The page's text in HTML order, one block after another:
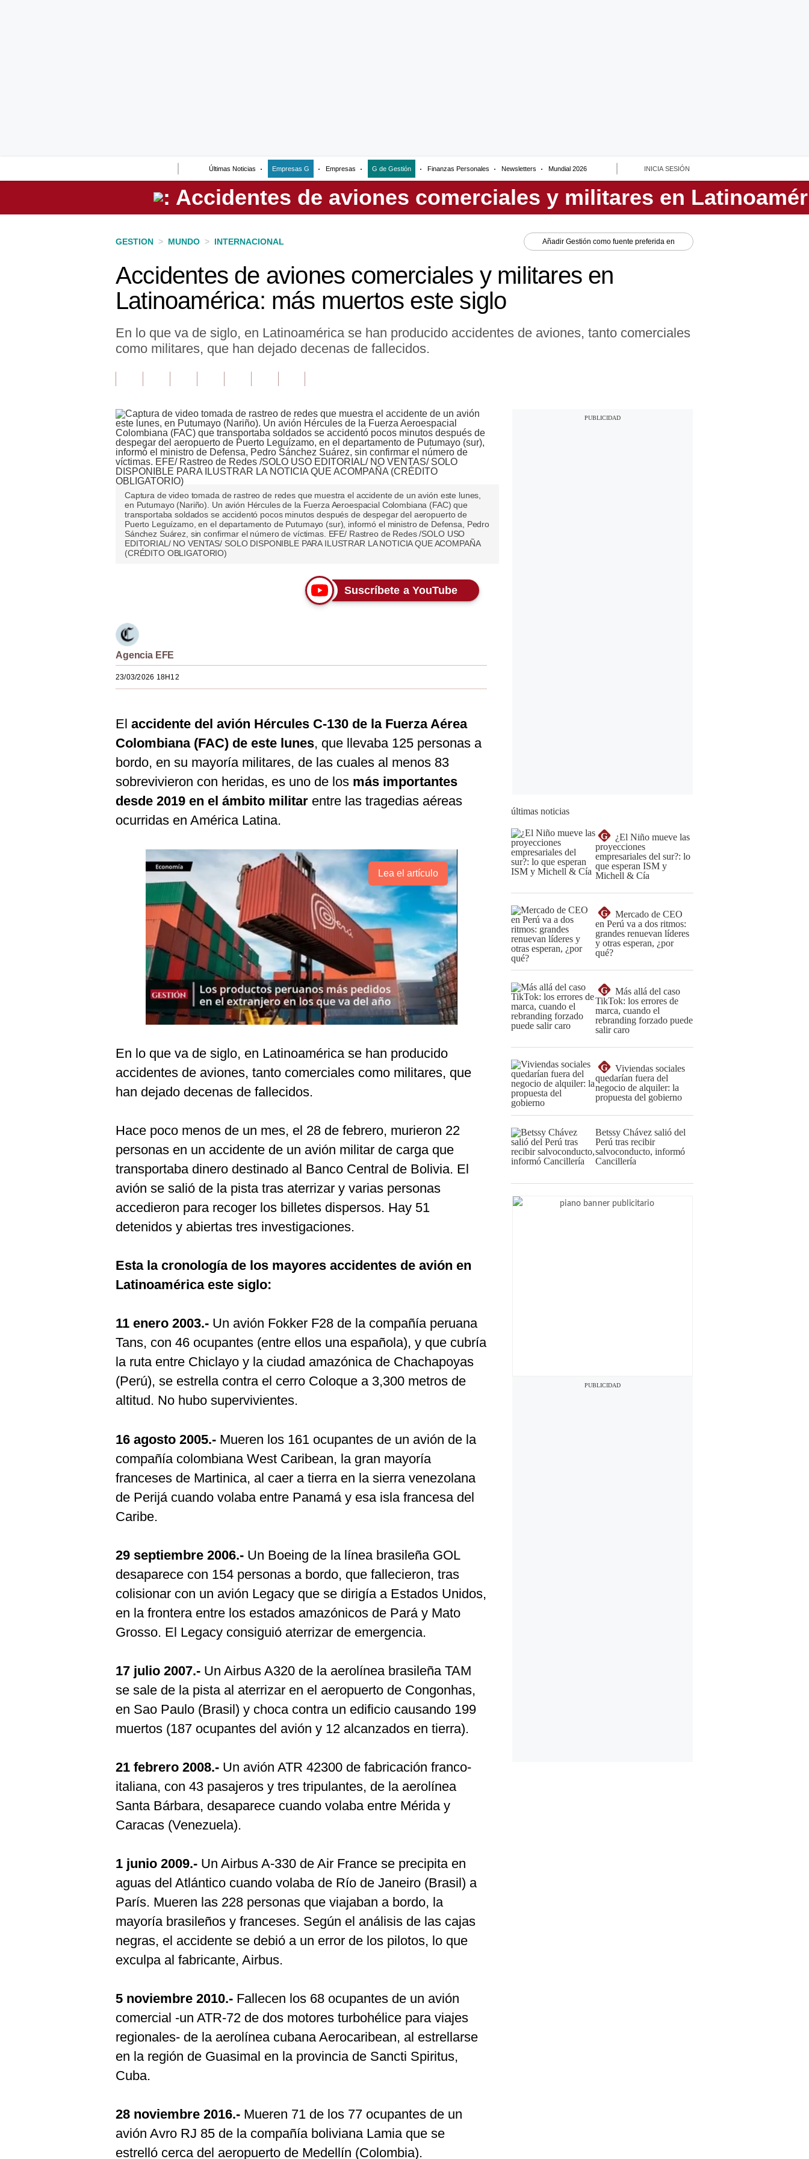
Últimas Noticias Empresas G Empresas G de Gestión Finanzas Personales Newsletters Mundial 2026 INICIA SESIÓN
Perú
GESTION > MUNDO > INTERNACIONAL Añadir Gestión como fuente preferida en
Accidentes de aviones comerciales y militares en
Latinoamérica: más muertos este siglo
En lo que va de siglo, en Latinoamérica se han producido accidentes de aviones, tanto comerciales
como militares, que han dejado decenas de fallecidos.
Captura de video tomada de rastreo de redes que muestra el accidente de un avión este lunes,
en Putumayo (Nariño). Un avión Hércules de la Fuerza Aeroespacial Colombiana (FAC) que
transportaba soldados se accidentó pocos minutos después de despegar del aeropuerto de
Puerto Leguízamo, en el departamento de Putumayo (sur), informó el ministro de Defensa, Pedro
Sánchez Suárez, sin confirmar el número de víctimas. EFE/ Rastreo de Redes /SOLO USO
EDITORIAL/ NO VENTAS/ SOLO DISPONIBLE PARA ILUSTRAR LA NOTICIA QUE ACOMPAÑA
(CRÉDITO OBLIGATORIO)
Suscríbete a YouTube
Agencia EFE
23/03/2026 18H12
El accidente del avión Hércules C-130 de la Fuerza Aérea
Colombiana (FAC) de este lunes, que llevaba 125 personas a
bordo, en su mayoría militares, de las cuales al menos 83
sobrevivieron con heridas, es uno de los más importantes
desde 2019 en el ámbito militar entre las tragedias aéreas
ocurridas en América Latina.
Lea el artículo
En lo que va de siglo, en Latinoamérica se han producido
accidentes de aviones, tanto comerciales como militares, que
han dejado decenas de fallecidos.
Hace poco menos de un mes, el 28 de febrero, murieron 22
personas en un accidente de un avión militar de carga que
transportaba dinero destinado al Banco Central de Bolivia. El
avión se salió de la pista tras aterrizar y varias personas
accedieron para recoger los billetes dispersos. Hay 51
detenidos y abiertas tres investigaciones.
Esta la cronología de los mayores accidentes de avión en
Latinoamérica este siglo:
11 enero 2003.- Un avión Fokker F28 de la compañía peruana
Tans, con 46 ocupantes (entre ellos una española), y que cubría
la ruta entre Chiclayo y la ciudad amazónica de Chachapoyas
(Perú), se estrella contra el cerro Coloque a 3,300 metros de
altitud. No hubo supervivientes.
16 agosto 2005.- Mueren los 161 ocupantes de un avión de la
compañía colombiana West Caribean, la gran mayoría
franceses de Martinica, al caer a tierra en la sierra venezolana
de Perijá cuando volaba entre Panamá y esa isla francesa del
Caribe.
29 septiembre 2006.- Un Boeing de la línea brasileña GOL
desaparece con 154 personas a bordo, que fallecieron, tras
colisionar con un avión Legacy que se dirigía a Estados Unidos,
en la frontera entre los estados amazónicos de Pará y Mato
Grosso. El Legacy consiguió aterrizar de emergencia.
17 julio 2007.- Un Airbus A320 de la aerolínea brasileña TAM
se sale de la pista al aterrizar en el aeropuerto de Congonhas,
en Sao Paulo (Brasil) y choca contra un edificio causando 199
muertos (187 ocupantes del avión y 12 alcanzados en tierra).
21 febrero 2008.- Un avión ATR 42300 de fabricación franco-
italiana, con 43 pasajeros y tres tripulantes, de la aerolínea
Santa Bárbara, desaparece cuando volaba entre Mérida y
Caracas (Venezuela).
1 junio 2009.- Un Airbus A-330 de Air France se precipita en
aguas del Atlántico cuando volaba de Río de Janeiro (Brasil) a
París. Mueren las 228 personas que viajaban a bordo, la
mayoría brasileños y franceses. Según el análisis de las cajas
negras, el accidente se debió a un error de los pilotos, lo que
exculpa al fabricante, Airbus.
5 noviembre 2010.- Fallecen los 68 ocupantes de un avión
comercial -un ATR-72 de dos motores turbohélice para viajes
regionales- de la aerolínea cubana Aerocaribean, al estrellarse
en la región de Guasimal en la provincia de Sancti Spiritus,
Cuba.
28 noviembre 2016.- Mueren 71 de los 77 ocupantes de un
avión Avro RJ 85 de la compañía boliviana Lamia que se
estrelló cerca del aeropuerto de Medellín (Colombia).
últimas noticias
G
¿El Niño mueve las
proyecciones
empresariales del sur?: lo
que esperan ISM y
Michell & Cía
G
Mercado de CEO
en Perú va a dos ritmos:
grandes renuevan líderes
y otras esperan, ¿por
qué?
G
Más allá del caso
TikTok: los errores de
marca, cuando el
rebranding forzado puede
salir caro
G
Viviendas sociales
quedarían fuera del
negocio de alquiler: la
propuesta del gobierno
Betssy Chávez salió del
Perú tras recibir
salvoconducto, informó
Cancillería